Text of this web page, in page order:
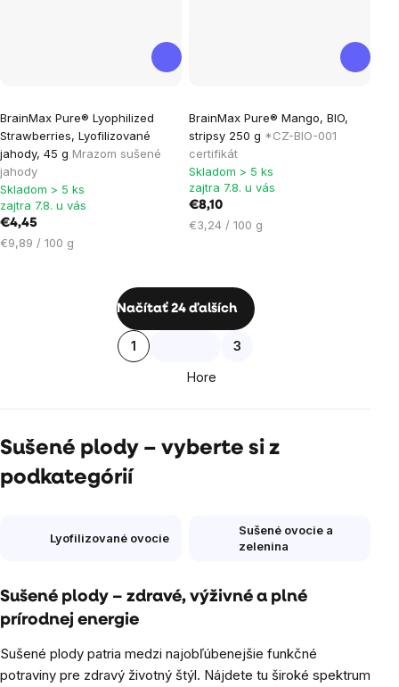
BrainMax Pure® Lyophilized
Strawberries, Lyofilizované
jahody, 45 g Mrazom sušené
jahody
hodnotenie
produktu
je
5,0
z
hviezdičiek.
Skladom > 5 ks
zajtra 7.8. u vás
€4,45
Jednotková
€9,89 / 100 g
BrainMax Pure® Mango, BIO,
stripsy 250 g *CZ-BIO-001
certifikát
hodnotenie
produktu
je
5,0
z
5
Skladom > 5 ks
zajtra 7.8. u vás
€8,10
Jednotková
€3,24 / 100 g
Ovládacie
výpisu
Načítať 24 ďalších
Stránkovanie
1 3
Hore
Sušené plody – vyberte si z
podkategórií
Lyofilizované ovocie
Sušené ovocie a
zelenina
Sušené plody – zdravé, výživné a plné
prírodnej energie
Sušené plody patria medzi najobľúbenejšie funkčné
potraviny pre zdravý životný štýl. Nájdete tu široké spektrum